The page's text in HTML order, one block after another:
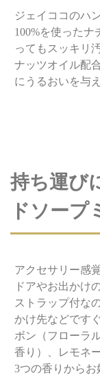
ジェイココのハ
100%を使った
ってもスッキリ
ナッツオイル配
にうるおいを与
持ち運び
ドソープ
アクセサリー感
ドアやお出かけ
ストラップ付な
かけ先などです
ボン（フローラ
香り）、レモネ
3つの香りからお